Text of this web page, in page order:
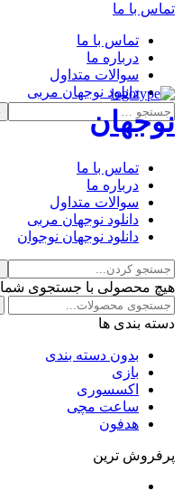
تماس با ما
تماس با ما
درباره ما
سوالات متداول
دانلود نوجهان مربی
دانلود نوجهان نوجوان
نوجهان
تماس با ما
درباره ما
سوالات متداول
دانلود نوجهان مربی
دانلود نوجهان نوجوان
هیچ محصولی با جستجوی
جستجو
برای:
دسته بندی ها
بدون دسته بندی
بازی
اکسسوری
ساعت مچی
هدفون
پرفروش ترین